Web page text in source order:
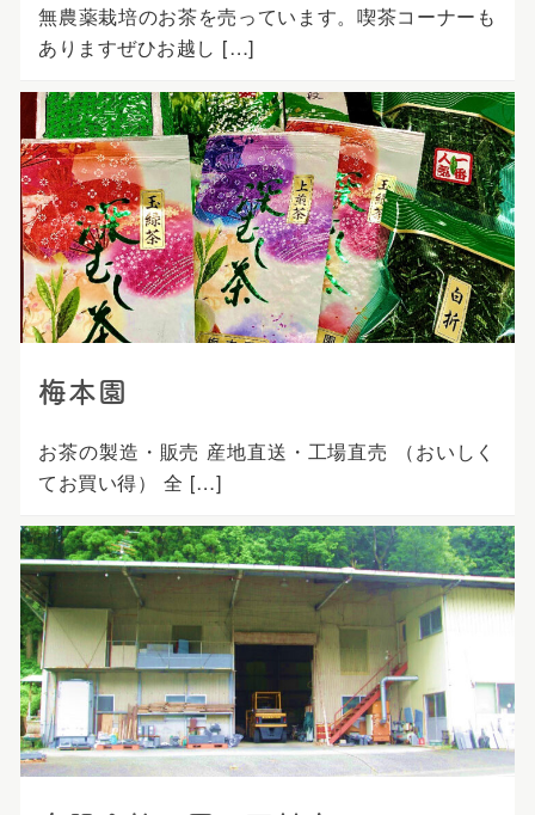
無農薬栽培のお茶を売っています。喫茶コーナーも
ありますぜひお越し […]
梅本園
お茶の製造・販売 産地直送・工場直売 （おいしく
てお買い得） 全 […]